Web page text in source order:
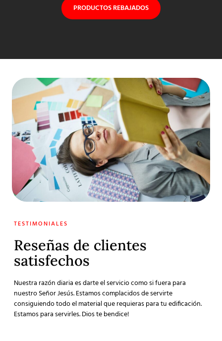
PRODUCTOS REBAJADOS
TESTIMONIALES
Reseñas de clientes
satisfechos
Nuestra razón diaria es darte el servicio como si fuera para
nuestro Señor Jesús. Estamos complacidos de servirte
consiguiendo todo el material que requieras para tu edificación.
Estamos para servirles. Dios te bendice!